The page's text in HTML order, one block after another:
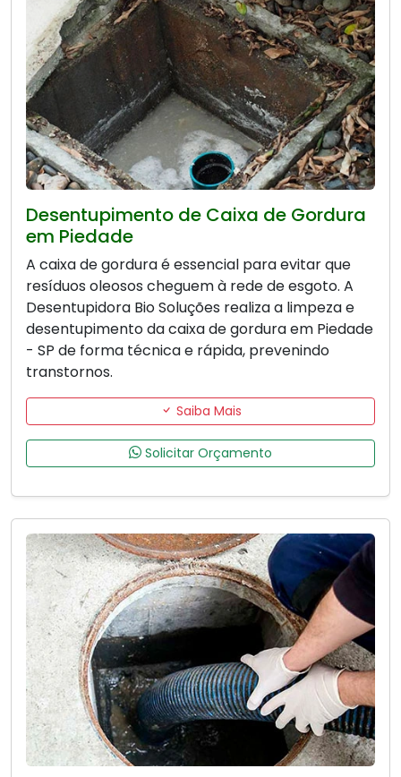
Desentupimento de Caixa de Gordura
em Piedade
A caixa de gordura é essencial para evitar que
resíduos oleosos cheguem à rede de esgoto. A
Desentupidora Bio Soluções realiza a limpeza e
desentupimento da caixa de gordura em Piedade
- SP de forma técnica e rápida, prevenindo
transtornos.
Saiba Mais
Solicitar Orçamento